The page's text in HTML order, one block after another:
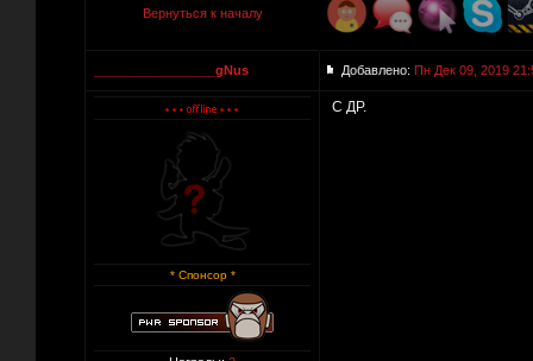
Вернуться к началу
_________________gNus Добавлено: Пн Дек 09, 2019
* Спонсор *
С ДР.